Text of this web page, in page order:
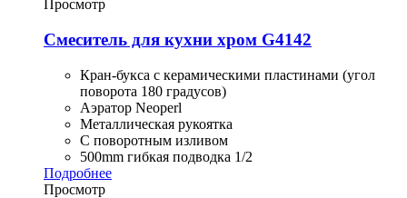
Просмотр
Смеситель для кухни хром G4142
Кран-букса с керамическими пластинами (угол
поворота 180 градусов)
Аэратор Neoperl
Металлическая рукоятка
С поворотным изливом
500mm гибкая подводка 1/2
Подробнее
Просмотр